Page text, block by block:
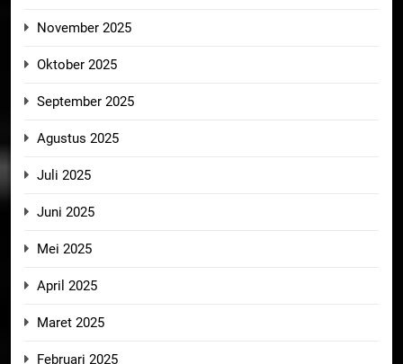
November 2025
Oktober 2025
September 2025
Agustus 2025
Juli 2025
Juni 2025
Mei 2025
April 2025
Maret 2025
Februari 2025